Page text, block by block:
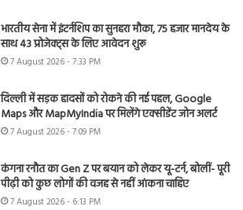
भारतीय सेना में इंटर्नशिप का सुनहरा मौका, 75 हजार मानदेय के
साथ 43 प्रोजेक्ट्स के लिए आवेदन शुरू
7 August 2026 - 7:33 PM
दिल्ली में सड़क हादसों को रोकने की नई पहल, Google
Maps और MapMyIndia पर मिलेंगे एक्सीडेंट जोन अलर्ट
7 August 2026 - 7:09 PM
कंगना रनौत का Gen Z पर बयान को लेकर यू-टर्न, बोलीं- पूरी
पीढ़ी को कुछ लोगों की वजह से नहीं आंकना चाहिए
7 August 2026 - 6:13 PM